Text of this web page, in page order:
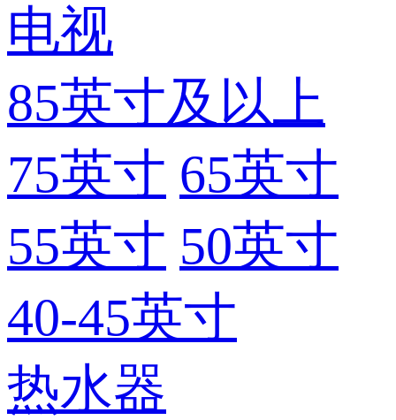
电视
85英寸及以上
75英寸 65英寸
55英寸 50英寸
40-45英寸
热水器